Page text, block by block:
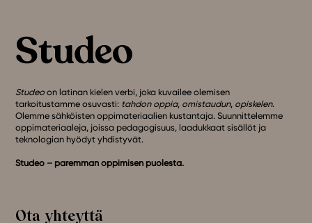
Studeo on latinan kielen verbi, joka kuvailee olemisen
tarkoitustamme osuvasti: tahdon oppia, omistaudun, opiskelen.
Olemme sähköisten oppimateriaalien kustantaja. Suunnittelemme
oppimateriaaleja, joissa pedagogisuus, laadukkaat sisällöt ja
teknologian hyödyt yhdistyvät.
Studeo – paremman oppimisen puolesta.
Ota yhteyttä